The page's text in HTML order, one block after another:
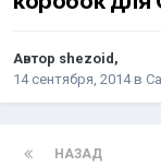
Автор shezoid ,
14 сентября, 2014в
НАЗАД